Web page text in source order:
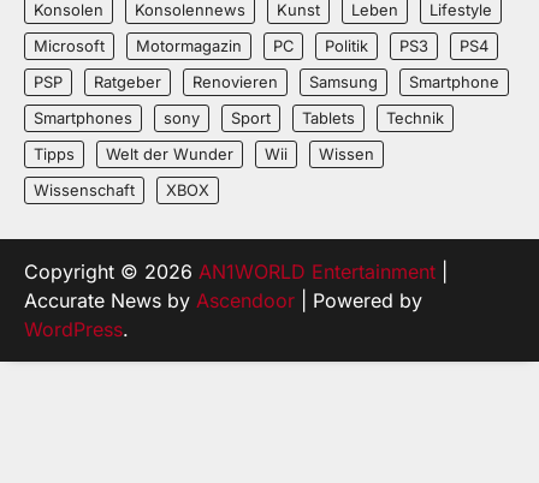
Konsolen Konsolennews Kunst Leben
Lifestyle
Microsoft
Motormagazin PC Politik PS3
PS4
PSP
Ratgeber Renovieren Samsung
Smartphone
Smartphones
sony Sport Tablets
Technik
Tipps
Welt der Wunder Wii
Wissen
Wissenschaft
XBOX
Copyright © 2026 AN1WORLD Entertainment
Accurate News by Ascendoor | Powered by
WordPress.